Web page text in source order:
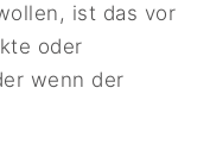
ist das vor
oder
wenn der